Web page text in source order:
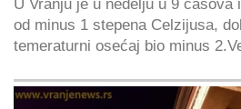
U Vranju je u nedelju u 9 časova
od minus 1 stepena Celzijusa,
temeraturni osećaj bio minus